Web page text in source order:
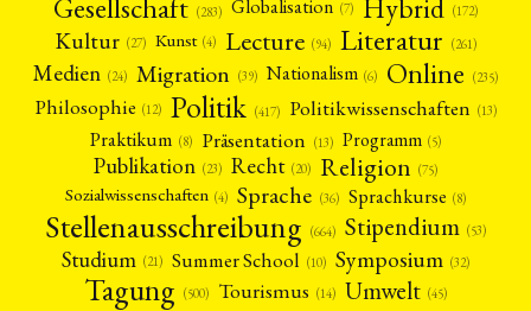
(283) Globalisation (7) (172)
Kultur (27) Kunst (4) Lecture (94) Literatur (261)
Medien (24) Migration (39) Nationalism (6) Online (235)
Philosophie (12) Politik (417) Politikwissenschaften (13)
Praktikum (8) Präsentation (13) Programm (5)
Publikation (23) Recht (20) Religion (75)
Sozialwissenschaften (4) Sprache (36) Sprachkurse (8)
Stellenausschreibung (664) Stipendium (53)
Studium (21) Summer School (10) Symposium (32)
Tagung (500) Tourismus (14) Umwelt (45)